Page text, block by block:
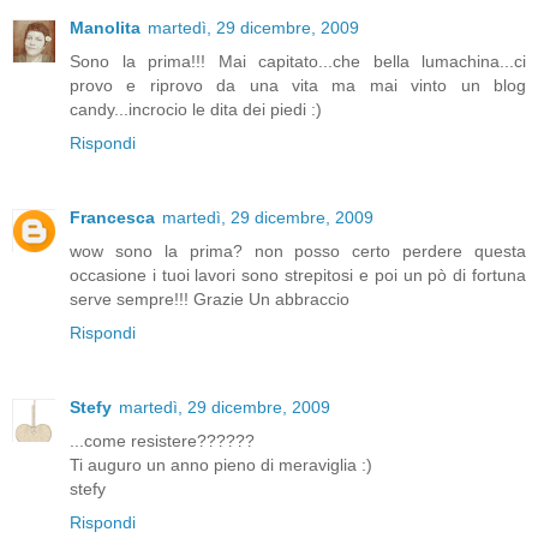
Manolita martedì, 29 dicembre, 2009
Sono la prima!!! Mai capitato...che bella lumachina...ci
provo e riprovo da una vita ma mai vinto un blog
candy...incrocio le dita dei piedi :)
Rispondi
Francesca martedì, 29 dicembre, 2009
wow sono la prima? non posso certo perdere questa
occasione i tuoi lavori sono strepitosi e poi un pò di fortuna
serve sempre!!! Grazie Un abbraccio
Rispondi
Stefy martedì, 29 dicembre, 2009
...come resistere??????
Ti auguro un anno pieno di meraviglia :)
stefy
Rispondi